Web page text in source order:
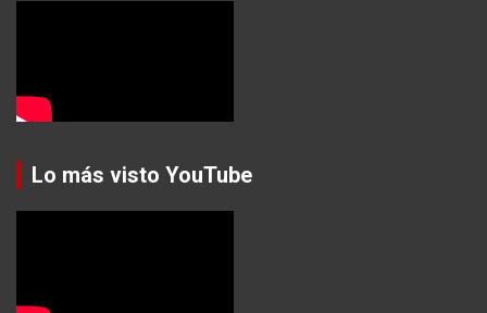
Lo más visto YouTube